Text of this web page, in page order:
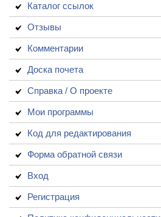
Каталог ссылок
Отзывы
Комментарии
Доска почета
Справка / О проекте
Мои программы
Код для редактирования
Форма обратной связи
Вход
Регистрация